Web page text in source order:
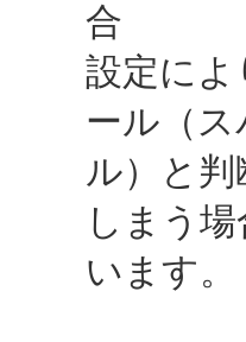
合
設定に
ール（
ル）と
しまう
います。